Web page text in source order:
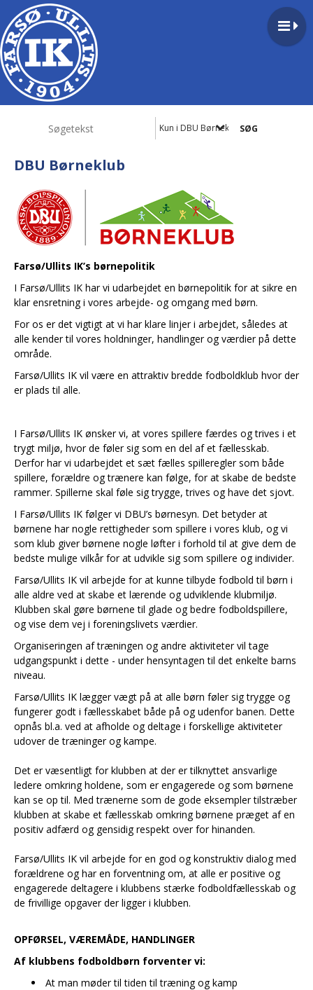
Kun i DBU Børneklub
DBU Børneklub
Farsø/Ullits IK’s børnepolitik
I Farsø/Ullits IK har vi udarbejdet en børnepolitik for at sikre en
klar ensretning i vores arbejde- og omgang med børn.
For os er det vigtigt at vi har klare linjer i arbejdet, således at
alle kender til vores holdninger, handlinger og værdier på dette
område.
Farsø/Ullits IK vil være en attraktiv bredde fodboldklub hvor der
er plads til alle.
I Farsø/Ullits IK ønsker vi, at vores spillere færdes og trives i et
trygt miljø, hvor de føler sig som en del af et fællesskab.
Derfor har vi udarbejdet et sæt fælles spilleregler som både
spillere, forældre og trænere kan følge, for at skabe de bedste
rammer. Spillerne skal føle sig trygge, trives og have det sjovt.
I Farsø/Ullits IK følger vi DBU’s børnesyn. Det betyder at
børnene har nogle rettigheder som spillere i vores klub, og vi
som klub giver børnene nogle løfter i forhold til at give dem de
bedste mulige vilkår for at udvikle sig som spillere og individer.
Farsø/Ullits IK vil arbejde for at kunne tilbyde fodbold til børn i
alle aldre ved at skabe et lærende og udviklende klubmiljø.
Klubben skal gøre børnene til glade og bedre fodboldspillere,
og vise dem vej i foreningslivets værdier.
Organiseringen af træningen og andre aktiviteter vil tage
udgangspunkt i dette - under hensyntagen til det enkelte barns
niveau.
Farsø/Ullits IK lægger vægt på at alle børn føler sig trygge og
fungerer godt i fællesskabet både på og udenfor banen. Dette
opnås bl.a. ved at afholde og deltage i forskellige aktiviteter
udover de træninger og kampe.
Det er væsentligt for klubben at der er tilknyttet ansvarlige
ledere omkring holdene, som er engagerede og som børnene
kan se op til. Med trænerne som de gode eksempler tilstræber
klubben at skabe et fællesskab omkring børnene præget af en
positiv adfærd og gensidig respekt over for hinanden.
Farsø/Ullits IK vil arbejde for en god og konstruktiv dialog med
forældrene og har en forventning om, at alle er positive og
engagerede deltagere i klubbens stærke fodboldfællesskab og
de frivillige opgaver der ligger i klubben.
OPFØRSEL, VÆREMÅDE, HANDLINGER
Af klubbens fodboldbørn forventer vi:
At man møder til tiden til træning og kamp